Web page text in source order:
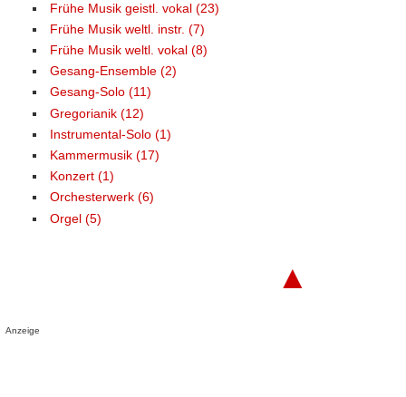
Frühe Musik geistl. vokal (23)
Frühe Musik weltl. instr. (7)
Frühe Musik weltl. vokal (8)
Gesang-Ensemble (2)
Gesang-Solo (11)
Gregorianik (12)
Instrumental-Solo (1)
Kammermusik (17)
Konzert (1)
Orchesterwerk (6)
Orgel (5)
▲
Anzeige